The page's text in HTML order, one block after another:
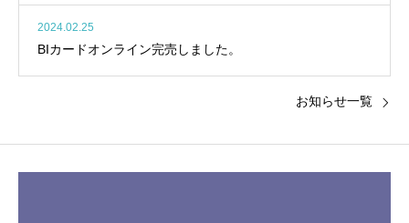
2024.02.25
BIカードオンライン完売しました。
お知らせ一覧